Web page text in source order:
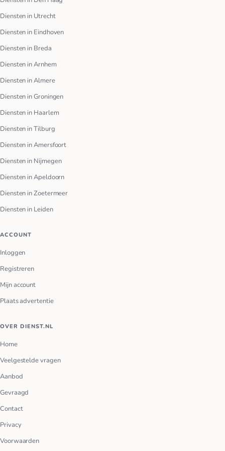
Diensten in Utrecht
Diensten in Eindhoven
Diensten in Breda
Diensten in Arnhem
Diensten in Almere
Diensten in Groningen
Diensten in Haarlem
Diensten in Tilburg
Diensten in Amersfoort
Diensten in Nijmegen
Diensten in Apeldoorn
Diensten in Zoetermeer
Diensten in Leiden
ACCOUNT
Inloggen
Registreren
Mijn account
Plaats advertentie
OVER DIENST.NL
Home
Veelgestelde vragen
Aanbod
Gevraagd
Contact
Privacy
Voorwaarden